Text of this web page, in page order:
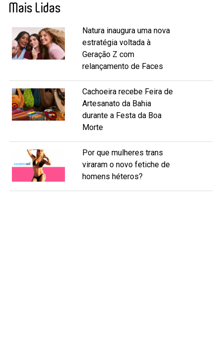
Mais Lidas
Natura inaugura uma nova
estratégia voltada à
Geração Z com
relançamento de Faces
Cachoeira recebe Feira de
Artesanato da Bahia
durante a Festa da Boa
Morte
Por que mulheres trans
viraram o novo fetiche de
homens héteros?